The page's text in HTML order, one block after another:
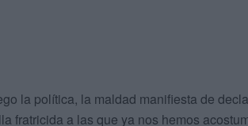
la política, la maldad manifiesta de
fratricida a las que ya nos hemos